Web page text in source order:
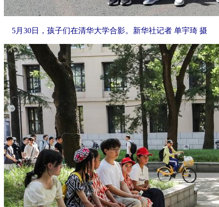
5月30日，孩子们在清华大学合影。新华社记者 单宇琦 摄